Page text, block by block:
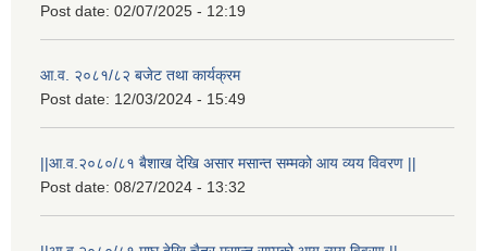
Post date: 02/07/2025 - 12:19
आ.व. २०८१/८२ बजेट तथा कार्यक्रम
Post date: 12/03/2024 - 15:49
||आ.व.२०८०/८१ बैशाख देखि असार मसान्त सम्मको आय व्यय विवरण ||
Post date: 08/27/2024 - 13:32